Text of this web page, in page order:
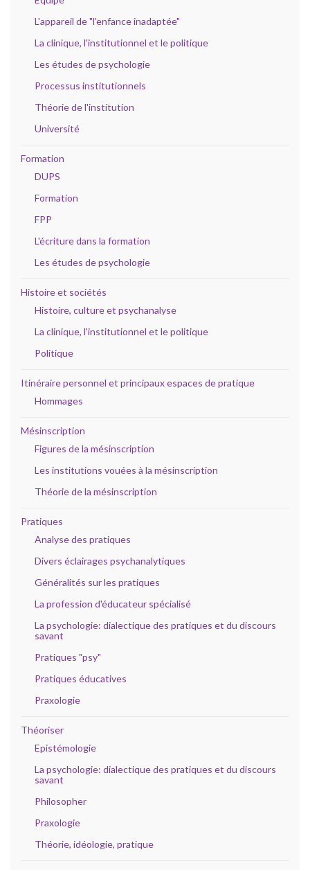
L'appareil de "l'enfance inadaptée"
La clinique, l'institutionnel et le politique
Les études de psychologie
Processus institutionnels
Théorie de l'institution
Université
Formation
DUPS
Formation
FPP
L'écriture dans la formation
Les études de psychologie
Histoire et sociétés
Histoire, culture et psychanalyse
La clinique, l'institutionnel et le politique
Politique
Itinéraire personnel et principaux espaces de pratique
Hommages
Mésinscription
Figures de la mésinscription
Les institutions vouées à la mésinscription
Théorie de la mésinscription
Pratiques
Analyse des pratiques
Divers éclairages psychanalytiques
Généralités sur les pratiques
La profession d'éducateur spécialisé
La psychologie: dialectique des pratiques et du discours
savant
Pratiques "psy"
Pratiques éducatives
Praxologie
Théoriser
Epistémologie
La psychologie: dialectique des pratiques et du discours
savant
Philosopher
Praxologie
Théorie, idéologie, pratique